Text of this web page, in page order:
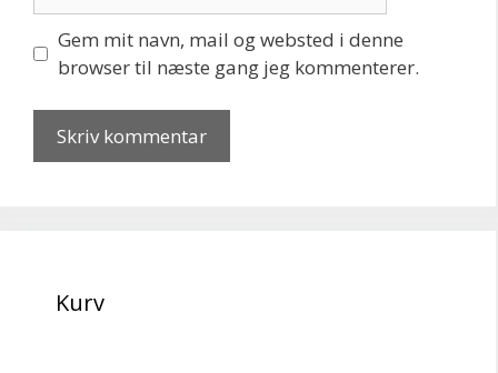
Gem mit navn, mail og websted i denne
browser til næste gang jeg kommenterer.
Kurv